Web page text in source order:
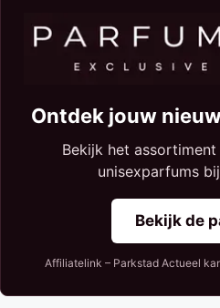
Ontdek jouw
Bekijk het
unisexparfums
Bekijk de
Affiliatelink – Parkstad Actueel